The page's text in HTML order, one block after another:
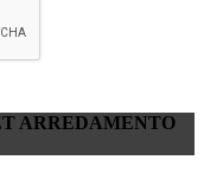
ARREDAMENTO